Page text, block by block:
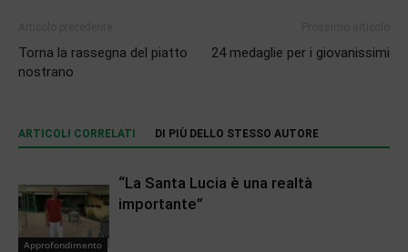
Torna la rassegna del piatto
nostrano
24 medaglie per i giovanissimi
ARTICOLI CORRELATI DI PIÙ DELLO STESSO AUTORE
Approfondimento
“La Santa Lucia è una realtà
importante”